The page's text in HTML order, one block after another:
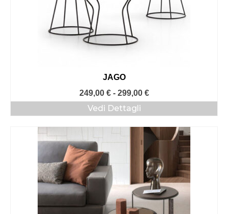
JAGO
249,00 € - 299,00 €Fascia
di
249,00 €
299,00 €
Vedi Dettagli